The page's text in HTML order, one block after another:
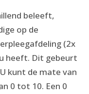
beleeft,
op de
(2x
heeft. Dit gebeurt
kunt de mate van
0 tot 10. Een 0